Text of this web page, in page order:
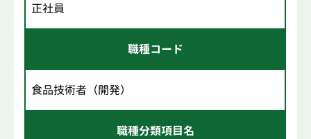
正社員
職種コード
食品技術者（開発）
職種分類項目名